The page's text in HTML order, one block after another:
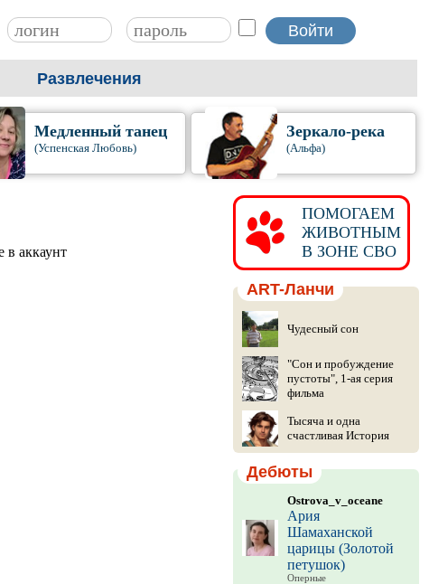
Развлечения
Медленный танец
(Успенская Любовь)
Зеркало-река
(Альфа)
в аккаунт
ПОМОГАЕМ
ЖИВОТНЫМ
В ЗОНЕ СВО
ART-Ланчи
Чудесный сон
"Сон и пробуждение
пустоты", 1-ая серия
фильма
Тысяча и одна
счастливая История
Дебюты
Ostrova_v_oceane
Ария
Шамаханской
царицы (Золотой
петушок)
Оперные